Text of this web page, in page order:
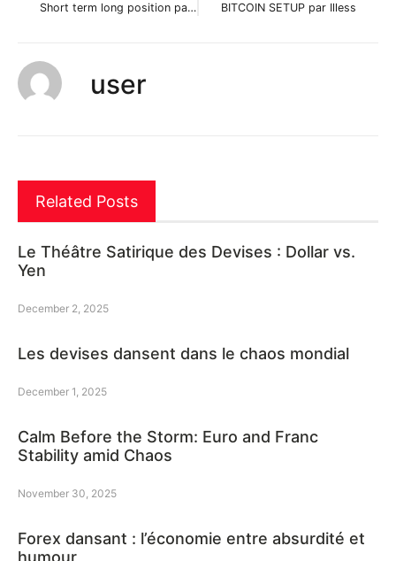
Short term long position par toa_aito BITCOIN SETUP par Illess
user
Related Posts
Le Théâtre Satirique des Devises : Dollar vs.
Yen
December 2, 2025
Les devises dansent dans le chaos mondial
December 1, 2025
Calm Before the Storm: Euro and Franc
Stability amid Chaos
November 30, 2025
Forex dansant : l’économie entre absurdité et
humour